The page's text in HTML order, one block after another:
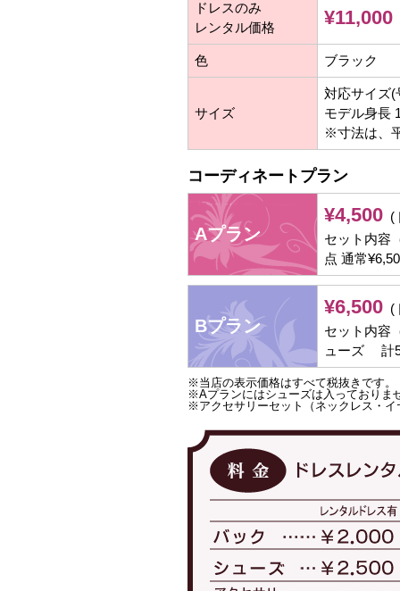
ドレスのみ
レンタル価格
¥11,000
色 ブラック
サイズ
対応サイズ(
モデル身長
※寸法は、
コーディネートプラン
Aプラン
¥4,500 (
セット内容
点 通常
Bプラン
¥6,500 (
セット内容
ューズ 計5
※当店の表示価格はすべて税抜きです。
※Aプランにはシューズは入っておりま
※アクセサリーセット（ネックレス・イ